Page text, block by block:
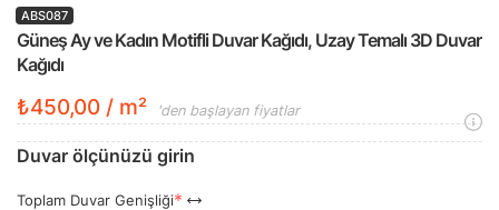
Güneş Ay ve Kadın Motifli Duvar Kağıdı, Uzay Temalı 3D Duvar
Kağıdı
ABS087
₺450,00 / m² 'den başlayan fiyatlar
Duvar ölçünüzü girin
Toplam Duvar Genişliği